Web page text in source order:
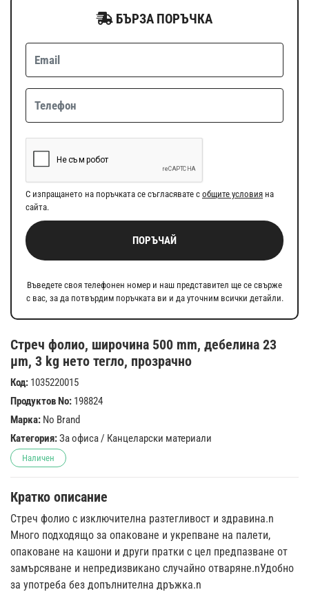
Стреч фолио, широчина 500 mm, дебелина 23
µm, 3 kg нето тегло, прозрачно
Код: 1035220015
Продуктов No: 198824
Марка: No Brand
Категория:За офиса/ Канцеларски материали
Наличен
Кратко описание
Стреч фолио с изключителна разтегливост и здравина.n
Много подходящо за опаковане и укрепване на палети,
опаковане на кашони и други пратки с цел предпазване от
замърсяване и непредизвикано случайно отваряне.nУдобно
за употреба без допълнителна дръжка.n
БЪРЗА ПОРЪЧКА
С изпращането на поръчката се съгласявате с общите условия на
сайта.
ПОРЪЧАЙ
Въведете своя телефонен номер и наш представител ще се свърже
с вас, за да потвърдим поръчката ви и да уточним всички детайли.